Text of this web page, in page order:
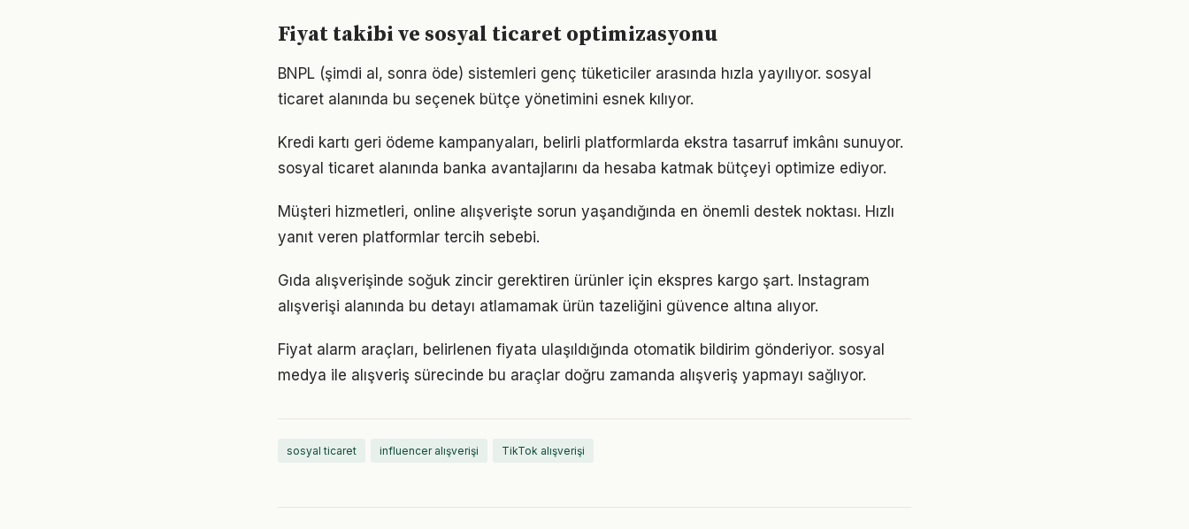
Fiyat takibi ve sosyal ticaret optimizasyonu
BNPL (şimdi al, sonra öde) sistemleri genç tüketiciler arasında hızla yayılıyor. sosyal
ticaret alanında bu seçenek bütçe yönetimini esnek kılıyor.
Kredi kartı geri ödeme kampanyaları, belirli platformlarda ekstra tasarruf imkânı sunuyor.
sosyal ticaret alanında banka avantajlarını da hesaba katmak bütçeyi optimize ediyor.
Müşteri hizmetleri, online alışverişte sorun yaşandığında en önemli destek noktası. Hızlı
yanıt veren platformlar tercih sebebi.
Gıda alışverişinde soğuk zincir gerektiren ürünler için ekspres kargo şart. Instagram
alışverişi alanında bu detayı atlamamak ürün tazeliğini güvence altına alıyor.
Fiyat alarm araçları, belirlenen fiyata ulaşıldığında otomatik bildirim gönderiyor. sosyal
medya ile alışveriş sürecinde bu araçlar doğru zamanda alışveriş yapmayı sağlıyor.
sosyal ticaret influencer alışverişi TikTok alışverişi